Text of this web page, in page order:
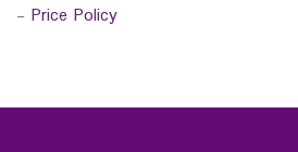
- Price Policy